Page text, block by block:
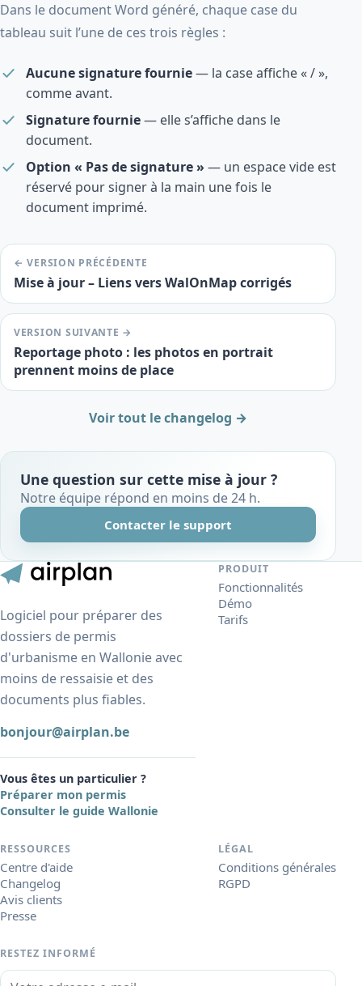
Dans le document Word généré, chaque case du
tableau suit l’une de ces trois règles :
Aucune signature fournie— la case affiche « / »,
comme avant.
Signature fournie— elle s’affiche dans le
document.
Option « Pas de signature » — un espace vide est
réservé pour signer à la main une fois le
document imprimé.
← VERSION PRÉCÉDENTE
Mise à jour – Liens vers WalOnMap corrigés
VERSION SUIVANTE →
Reportage photo : les photos en portrait
prennent moins de place
Voir tout le changelog →
Une question sur cette mise à jour ?
Notre équipe répond en moins de 24 h.
Contacter le support
Logiciel pour préparer des
dossiers de permis
d'urbanisme en Wallonie avec
moins de ressaisie et des
documents plus fiables.
bonjour@airplan.be
Vous êtes un particulier ?
Préparer mon permis
Consulter le guide Wallonie
PRODUIT
Fonctionnalités
Démo
Tarifs
RESSOURCES
Centre d'aide
Changelog
Avis clients
Presse
LÉGAL
Conditions générales
RGPD
RESTEZ INFORMÉ
Votre adresse e-mail